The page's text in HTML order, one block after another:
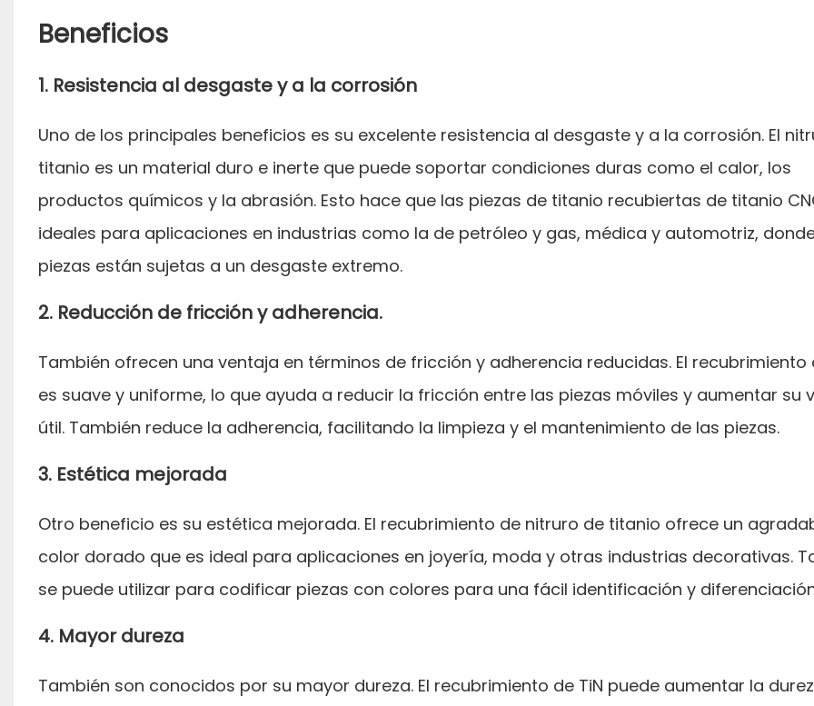
Beneficios
1. Resistencia al desgaste y a la corrosión
Uno de los principales beneficios es su excelente resistencia al desgaste y a la corrosión. El
titanio es un material duro e inerte que puede soportar condiciones duras como el calor, los
productos químicos y la abrasión. Esto hace que las piezas de titanio recubiertas de titanio
ideales para aplicaciones en industrias como la de petróleo y gas, médica y automotriz,
piezas están sujetas a un desgaste extremo.
2. Reducción de fricción y adherencia.
También ofrecen una ventaja en términos de fricción y adherencia reducidas. El recubrimiento
es suave y uniforme, lo que ayuda a reducir la fricción entre las piezas móviles y aumentar su
útil. También reduce la adherencia, facilitando la limpieza y el mantenimiento de las piezas.
3. Estética mejorada
Otro beneficio es su estética mejorada. El recubrimiento de nitruro de titanio ofrece un
color dorado que es ideal para aplicaciones en joyería, moda y otras industrias decorativas.
se puede utilizar para codificar piezas con colores para una fácil identificación y
4. Mayor dureza
También son conocidos por su mayor dureza. El recubrimiento de TiN puede aumentar la